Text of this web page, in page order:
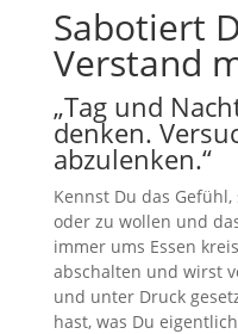
Sabotiert
Verstand
„Tag und
denken.
abzulenken.“
Kennst Du das
oder zu wollen und
immer ums Essen
abschalten und wirst
und unter Druck
hast, was Du